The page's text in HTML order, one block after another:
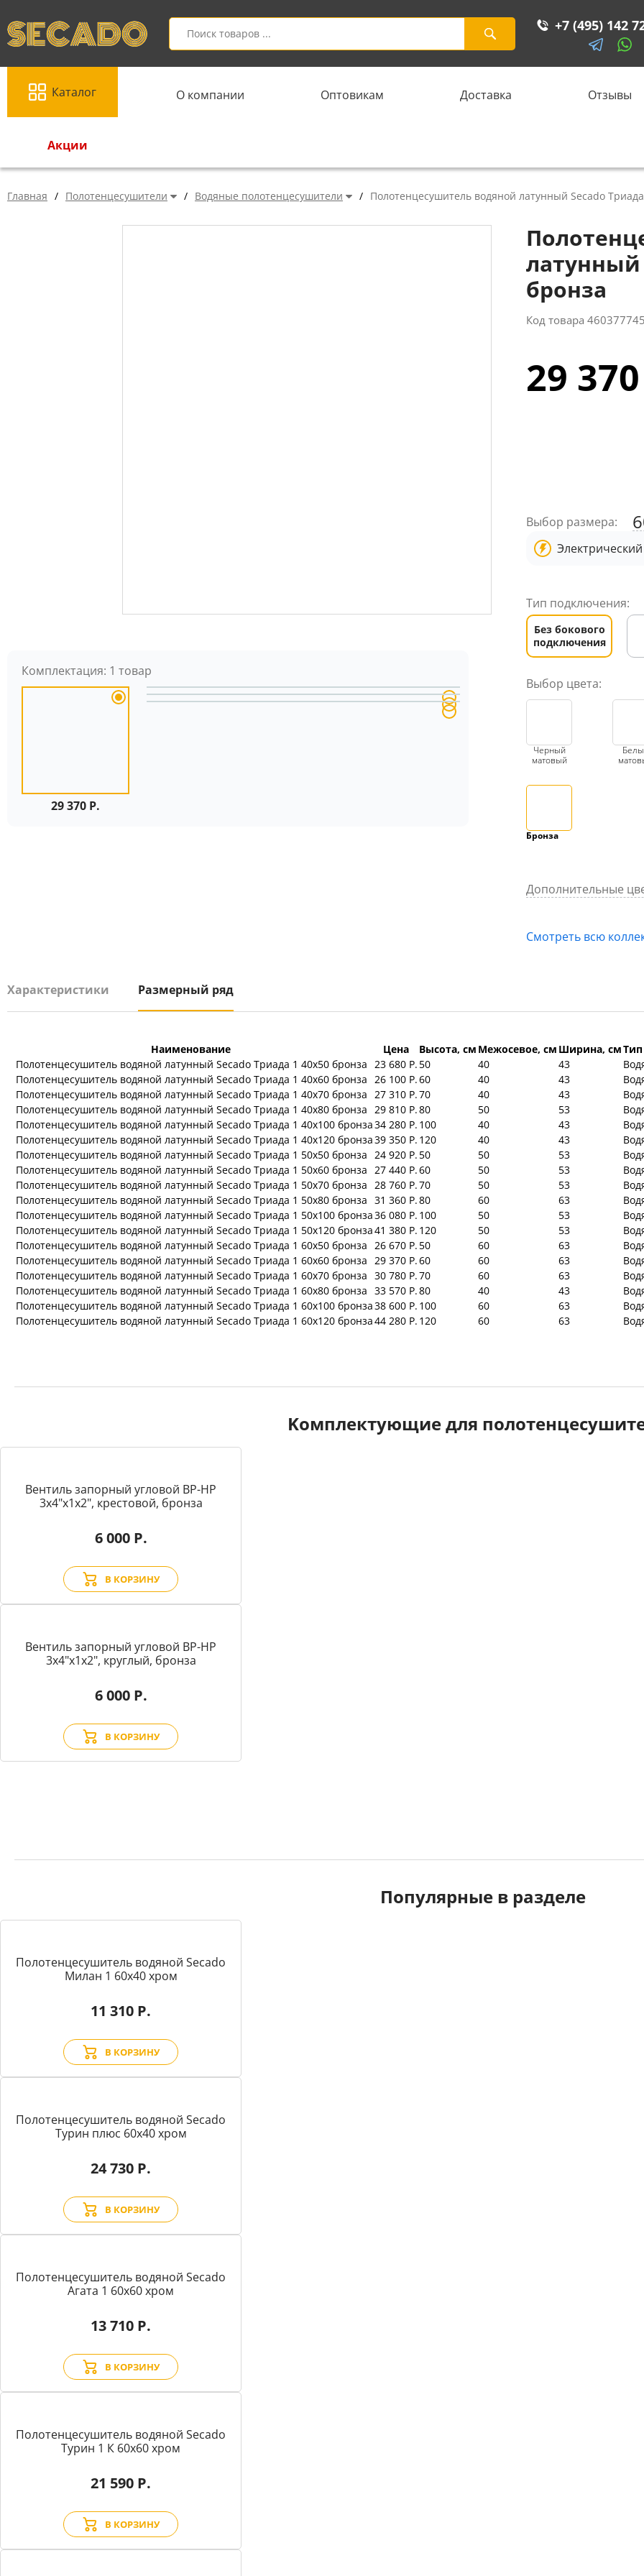
+7 (495) 142
Каталог О компании Оптовикам Доставка Отзывы
Акции
Главная / Полотенцесушители / Водяные полотенцесушители / Полотенцесушитель водяной латунный Secado
Комплектация: 1 товар
29 370 Р.
латунный
бронза
Код товара
29
Выбор размера:
Электрический
Тип подключения:
Без бокового
подключения
Выбор цвета:
Черный
матовый
Бронза
Дополнительные
Смотреть всю
Характеристики Размерный ряд
Наименование Цена Высота, см Межосевое, см Ширина, смТип
Полотенцесушитель водяной латунный Secado Триада 1 40x50 бронза 23 680 Р. 50 40 43
Полотенцесушитель водяной латунный Secado Триада 1 40x60 бронза 26 100 Р.60 40 43
Полотенцесушитель водяной латунный Secado Триада 1 40x70 бронза 27 310 Р.70 40 43
Полотенцесушитель водяной латунный Secado Триада 1 40x80 бронза 29 810 Р.80 50 53
Полотенцесушитель водяной латунный Secado Триада 1 40x100 бронза34 280 Р. 100 40 43
Полотенцесушитель водяной латунный Secado Триада 1 40x120 бронза39 350 Р. 120 40 43
Полотенцесушитель водяной латунный Secado Триада 1 50x50 бронза 24 920 Р. 50 50 53
Полотенцесушитель водяной латунный Secado Триада 1 50x60 бронза 27 440 Р.60 50 53
Полотенцесушитель водяной латунный Secado Триада 1 50x70 бронза 28 760 Р.70 50 53
Полотенцесушитель водяной латунный Secado Триада 1 50x80 бронза 31 360 Р.80 60 63
Полотенцесушитель водяной латунный Secado Триада 1 50x100 бронза36 080 Р. 100 50 53
Полотенцесушитель водяной латунный Secado Триада 1 50x120 бронза41 380 Р. 120 50 53
Полотенцесушитель водяной латунный Secado Триада 1 60x50 бронза 26 670 Р. 50 60 63
Полотенцесушитель водяной латунный Secado Триада 1 60x60 бронза 29 370 Р.60 60 63
Полотенцесушитель водяной латунный Secado Триада 1 60x70 бронза 30 780 Р.70 60 63
Полотенцесушитель водяной латунный Secado Триада 1 60x80 бронза 33 570 Р.80 40 43
Полотенцесушитель водяной латунный Secado Триада 1 60x100 бронза38 600 Р. 100 60 63
Полотенцесушитель водяной латунный Secado Триада 1 60x120 бронза44 280 Р. 120 60 63
Kомплектующие для
Вентиль запорный угловой BP-HP
3х4"х1х2", крестовой, бронза
6 000 Р.
В КОРЗИНУ
Вентиль запорный угловой BP-HP
3х4"х1х2", круглый, бронза
6 000 Р.
В КОРЗИНУ
Популярные в разделе
Полотенцесушитель водяной Secado
Милан 1 60x40 хром
11 310 Р.
В КОРЗИНУ
Полотенцесушитель водяной Secado
Турин плюс 60x40 хром
24 730 Р.
В КОРЗИНУ
Полотенцесушитель водяной Secado
Агата 1 60x60 хром
13 710 Р.
В КОРЗИНУ
Полотенцесушитель водяной Secado
Турин 1 К 60x60 хром
21 590 Р.
В КОРЗИНУ